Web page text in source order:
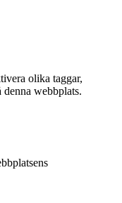
olika taggar,
denna webbplats.